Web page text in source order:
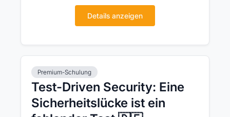
Details anzeigen
Premium-Schulung
Test-Driven Security: Eine
Sicherheitslücke ist ein